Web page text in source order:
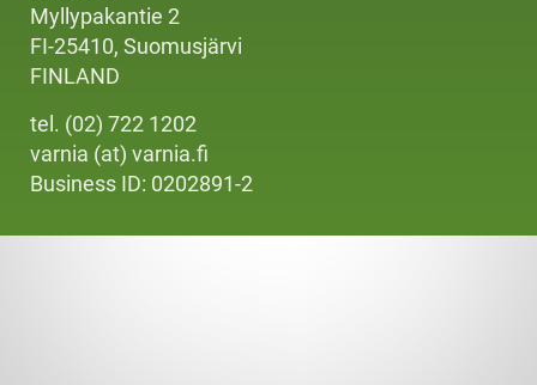
Myllypakantie 2
FI-25410, Suomusjärvi
FINLAND
tel. (02) 722 1202
varnia (at) varnia.fi
Business ID: 0202891-2